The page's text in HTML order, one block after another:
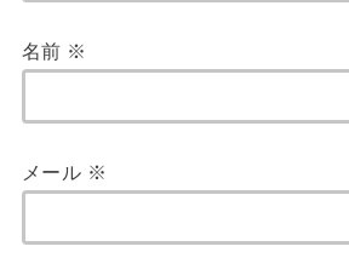
名前 ※
メール ※